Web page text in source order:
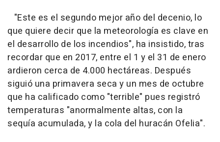
"Este es el segundo mejor año del decenio, lo
que quiere decir que la meteorología es clave en
el desarrollo de los incendios", ha insistido, tras
recordar que en 2017, entre el 1 y el 31 de enero
ardieron cerca de 4.000 hectáreas. Después
siguió una primavera seca y un mes de octubre
que ha calificado como "terrible" pues registró
temperaturas "anormalmente altas, con la
sequía acumulada, y la cola del huracán Ofelia".